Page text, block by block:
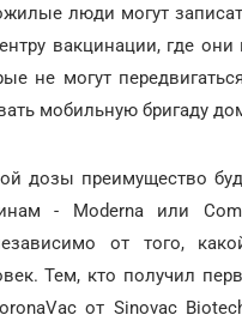
люди могут
вакцинации, где они
не могут
мобильную бригаду
дозы преимущество
- Moderna или
от того,
Тем, кто получил
от Sinovac